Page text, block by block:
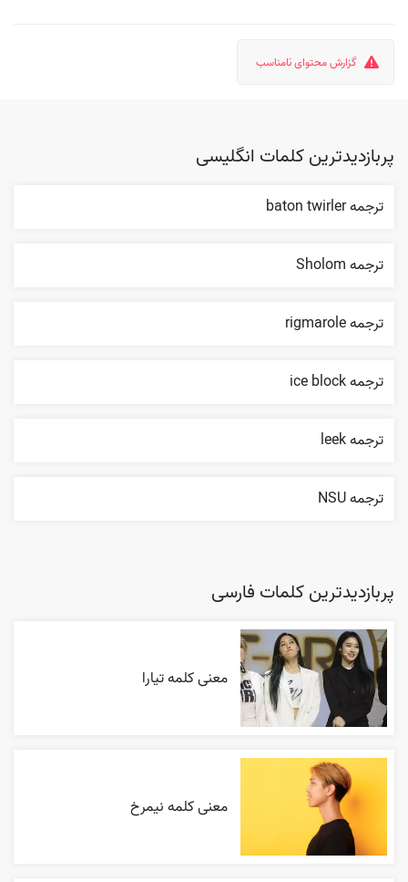
گزارش محتوای نامناسب
پربازدیدترین کلمات انگلیسی
ترجمه baton twirler
ترجمه Sholom
ترجمه rigmarole
ترجمه ice block
ترجمه leek
ترجمه NSU
پربازدیدترین کلمات فارسی
معنی کلمه تیارا
معنی کلمه نیمرخ